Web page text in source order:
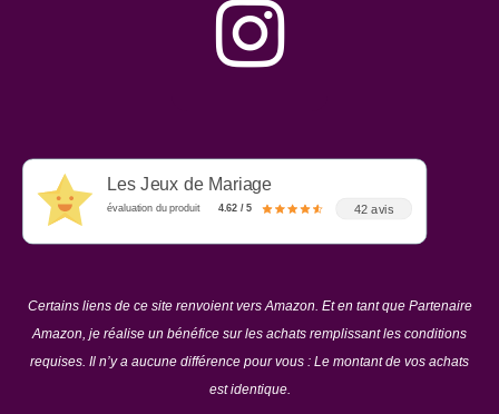
Les Jeux de Mariage
évaluation du produit 4.62 / 5 42 avis
Certains liens de ce site renvoient vers Amazon. Et en tant que Partenaire
Amazon, je réalise un bénéfice sur les achats remplissant les conditions
requises. Il n’y a aucune différence pour vous : Le montant de vos achats
est identique.